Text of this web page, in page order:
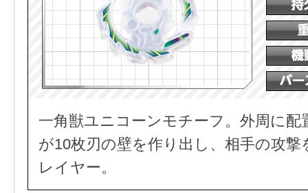
一角獣ユニコーンモチーフ。外周に
が10枚刃の壁を作り出し、相手の攻
レイヤー。